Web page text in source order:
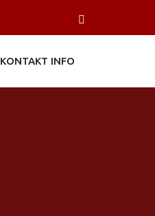
KONTAKT INFO